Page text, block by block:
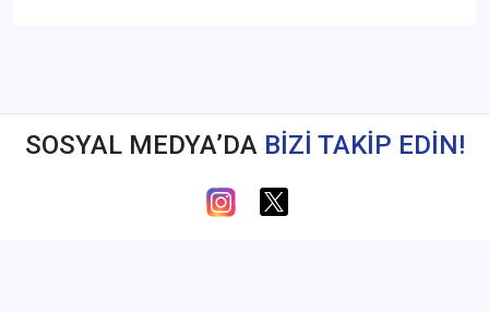
SOSYAL MEDYA’DA BİZİ TAKİP EDİN!